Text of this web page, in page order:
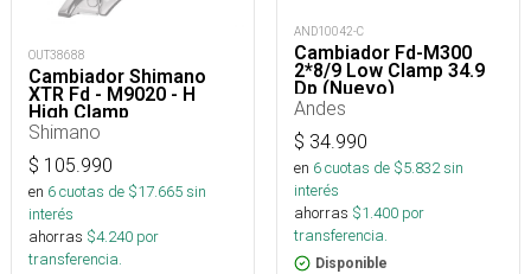
OUT38688
Cambiador Shimano
XTR Fd - M9020 - H
High Clamp
Shimano
$ 105.990
en 6cuotas de $17.665sin
interés
ahorras $4.240 por
transferencia.
AND10042-C
Cambiador Fd-M300
2*8/9 Low Clamp 34.9
Dp (Nuevo)
Andes
$ 34.990
en 6cuotas de $5.832sin
interés
ahorras $1.400 por
transferencia.
Disponible